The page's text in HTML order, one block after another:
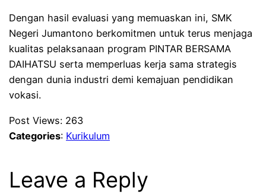
Dengan hasil evaluasi yang memuaskan ini, SMK
Negeri Jumantono berkomitmen untuk terus menjaga
kualitas pelaksanaan program PINTAR BERSAMA
DAIHATSU serta memperluas kerja sama strategis
dengan dunia industri demi kemajuan pendidikan
vokasi.
Post Views: 263
Categories: Kurikulum
Leave a Reply